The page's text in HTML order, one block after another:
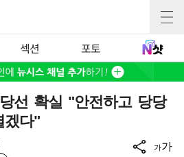
섹션 포토
선 확실 "안전하고 당당
겠다"
가가